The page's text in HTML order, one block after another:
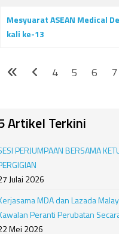
Mesyuarat ASEAN Medical
kali ke-13
4 5 6 7
Artikel Terkini
PERJUMPAAN BERSAMA
Julai 2026
MDA dan Lazada
Peranti Perubatan
Mei 2026